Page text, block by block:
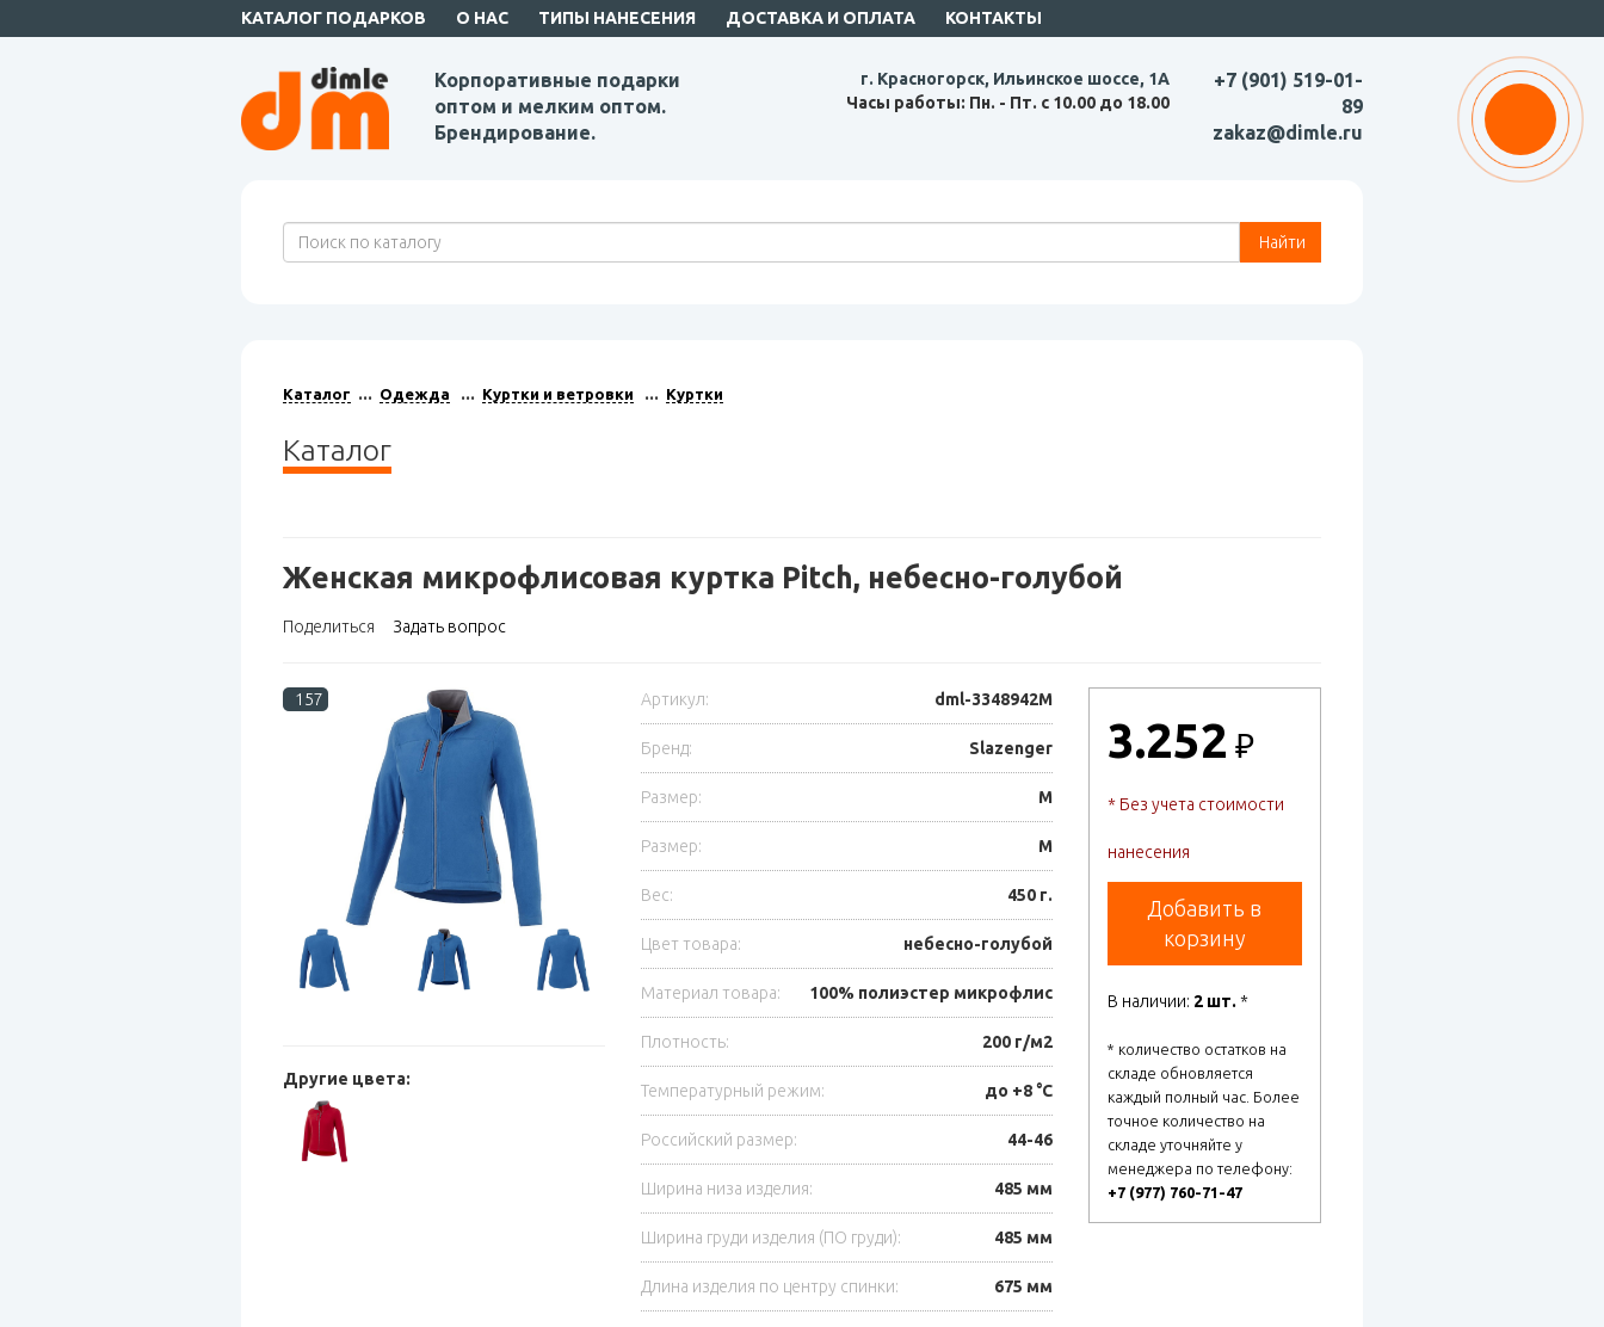
КАТАЛОГ ПОДАРКОВ О НАС ТИПЫ НАНЕСЕНИЯ ДОСТАВКА И ОПЛАТА КОНТАКТЫ
Корпоративные подарки
оптом и мелким оптом.
Брендирование.
г. Красногорск, Ильинское шоссе, 1А
Часы работы: Пн. - Пт. с 10.00 до 18.00
+7 (901) 519-01-
89
zakaz@dimle.ru
Найти
Каталог Одежда Куртки и ветровки Куртки
Каталог
Женская микрофлисовая куртка Pitch, небесно-голубой
Поделиться Задать вопрос
157
Другие цвета:
Артикул: dml-3348942M
Бренд: Slazenger
Размер: M
Размер: M
Вес: 450 г.
Цвет товара: небесно-голубой
Материал товара: 100% полиэстер микрофлис
Плотность: 200 г/м2
Температурный режим: до +8 °C
Российский размер: 44-46
Ширина низа изделия: 485 мм
Ширина груди изделия (ПО груди): 485 мм
Длина изделия по центру спинки: 675 мм
3.252 ₽
* Без учета стоимости
нанесения
Добавить в
корзину
В наличии: 2 шт. *
* количество остатков на
складе обновляется
каждый полный час. Более
точное количество на
складе уточняйте у
менеджера по телефону:
+7 (977) 760-71-47